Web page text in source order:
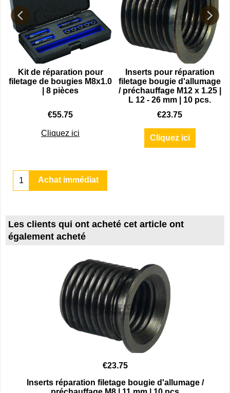
Kit de réparation pour
filetage de bougies M8x1.0
| 8 pièces
€55.75
Cliquez ici
Achat immédiat
Inserts pour réparation
filetage bougie d'allumage
/ préchauffage M12 x 1.25 |
L 12 - 26 mm | 10 pcs.
€23.75
Cliquez ici
Les clients qui ont acheté cet article ont
également acheté
€23.75
Inserts réparation filetage bougie d'allumage /